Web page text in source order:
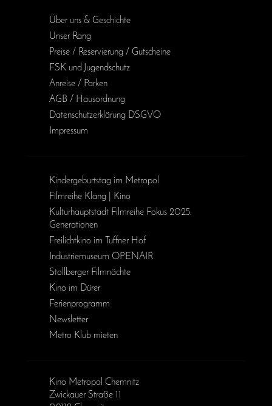
Über uns & Geschichte
Unser Rang
Preise / Reservierung / Gutscheine
FSK und Jugendschutz
Anreise / Parken
AGB / Haus­ordnung
Daten­schutz­erklärung DSGVO
Impressum
Kinder­geburts­tag im Metropol
Filmreihe Klang | Kino
Kulturhauptstadt Filmreihe Fokus 2025:
Generationen
Freilichtkino im Tuffner Hof
Industriemuseum OPENAIR
Stollberger Filmnächte
Kino im Dürer
Ferienprogramm
Newsletter
Metro Klub mieten
Kino Metropol Chemnitz
Zwickauer Straße 11